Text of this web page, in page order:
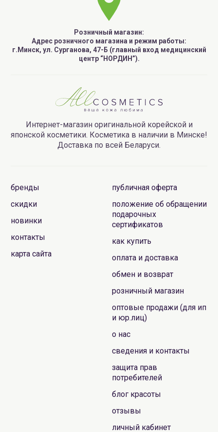
Розничный магазин:
Адрес розничного магазина и режим работы:
г.Минск, ул. Сурганова, 47-Б (главный вход медицинский
центр “НОРДИН”).
Интернет-магазин оригинальной корейской и
японской косметики. Косметика в наличии в Минске!
Доставка по всей Беларуси.
бренды
скидки
новинки
контакты
карта сайта
публичная оферта
положение об обращении
подарочных
сертификатов
как купить
оплата и доставка
обмен и возврат
розничный магазин
оптовые продажи (для ип
и юр.лиц)
о нас
сведения и контакты
защита прав
потребителей
блог красоты
отзывы
личный кабинет